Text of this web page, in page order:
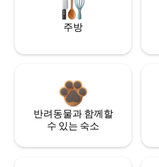
주방
반려동물과 함께할
수 있는 숙소